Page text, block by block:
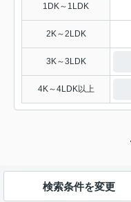
1DK～1LDK
2K～2LDK
3K～3LDK
4K～4LDK以上
検索条件を変更